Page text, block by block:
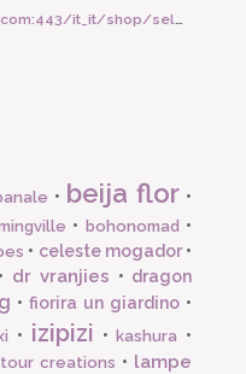
cuscini/seletti_cuscino_serpenti_50_x_50_cm/5494
• beija flor •
• bohonomad •
• celeste mogador•
• dr vranjies • dragon
• fiorira un giardino•
• izipizi •kashura •
creations • lampe